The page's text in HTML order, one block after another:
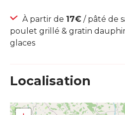
À partir de 17€ / pâté de
poulet grillé & gratin
glaces
Localisation